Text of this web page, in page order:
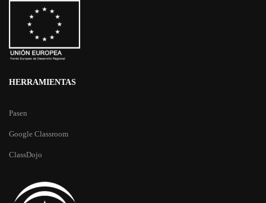
HERRAMIENTAS
Pasen
Google Classroom
ClassDojo